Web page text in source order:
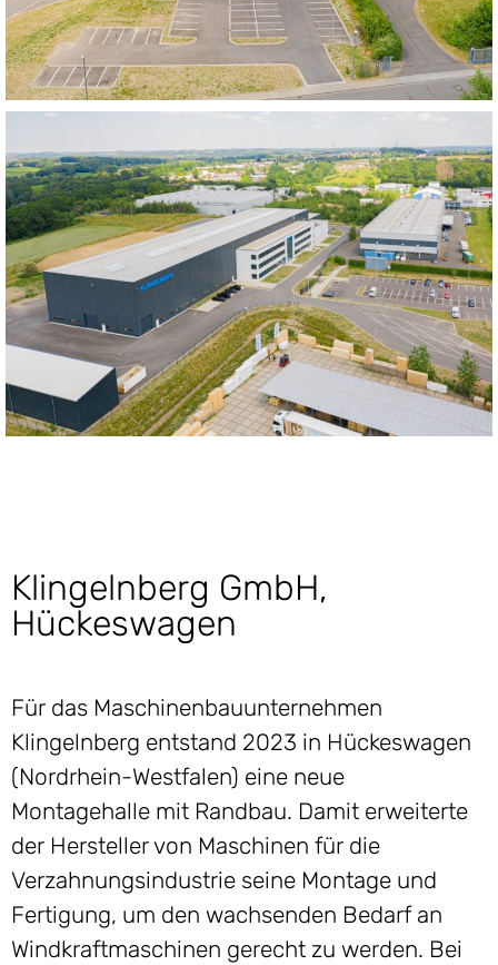
Klingelnberg GmbH,
Hückeswagen
Für das Maschinenbauunternehmen
Klingelnberg entstand 2023 in Hückeswagen
(Nordrhein-Westfalen) eine neue
Montagehalle mit Randbau. Damit erweiterte
der Hersteller von Maschinen für die
Verzahnungsindustrie seine Montage und
Fertigung, um den wachsenden Bedarf an
Windkraftmaschinen gerecht zu werden. Bei